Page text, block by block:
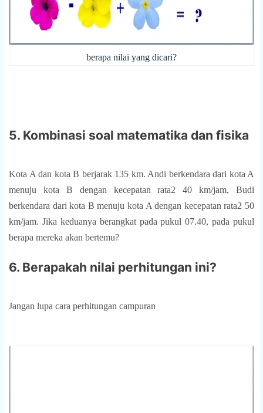
berapa nilai yang dicari?
5. Kombinasi soal matematika dan fisika
Kota A dan kota B berjarak 135 km. Andi berkendara dari kota A
menuju kota B dengan kecepatan rata2 40 km/jam, Budi
berkendara dari kota B menuju kota A dengan kecepatan rata2 50
km/jam. Jika keduanya berangkat pada pukul 07.40, pada pukul
berapa mereka akan bertemu?
6. Berapakah nilai perhitungan ini?
Jangan lupa cara perhitungan campuran